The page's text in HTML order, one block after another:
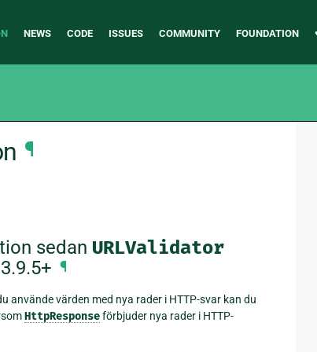
NEWS CODE ISSUES COMMUNITY FOUNDATION
¶
sedan URLValidator
¶
använde värden med nya rader i HTTP-svar kan du
HttpResponseförbjuder nya rader i HTTP-